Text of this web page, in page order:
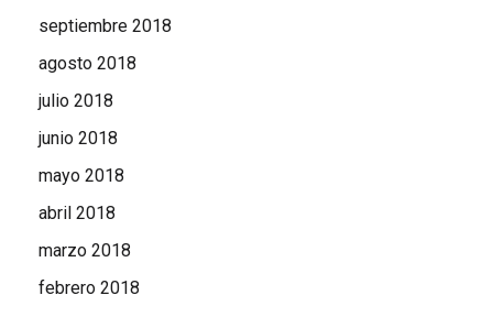
septiembre 2018
agosto 2018
julio 2018
junio 2018
mayo 2018
abril 2018
marzo 2018
febrero 2018